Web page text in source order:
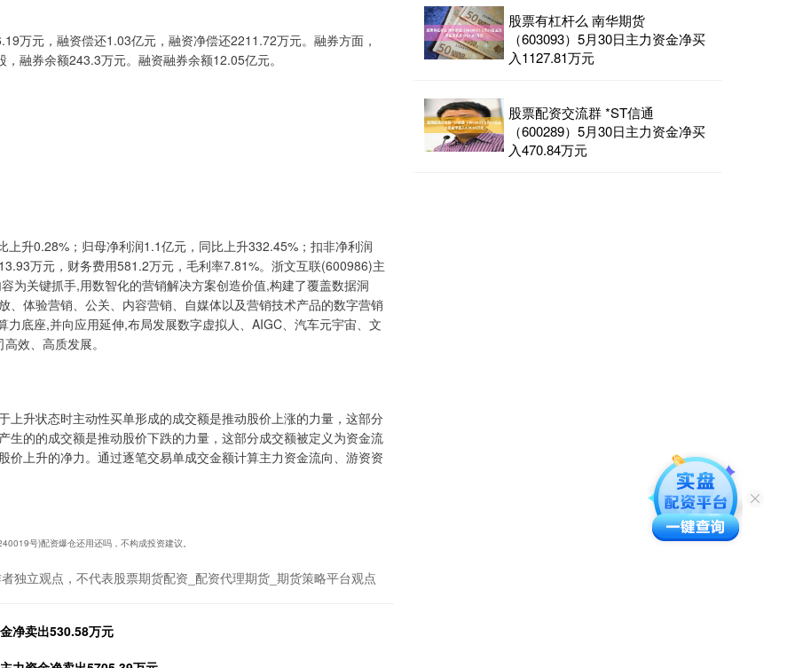
万元，融资偿还1.03亿元，融资净偿还2211.72万元。融券方面，
融券余额243.3万元。融资融券余额12.05亿元。
升0.28%；归母净利润1.1亿元，同比上升332.45%；扣非净利润
万元，财务费用581.2万元，毛利率7.81%。浙文互联(600986)主
为关键抓手,用数智化的营销解决方案创造价值,构建了覆盖数据洞
体验营销、公关、内容营销、自媒体以及营销技术产品的数字营销
底座,并向应用延伸,布局发展数字虚拟人、AIGC、汽车元宇宙、文
效、高质发展。
升状态时主动性买单形成的成交额是推动股价上涨的力量，这部分
的的成交额是推动股价下跌的力量，这部分成交额被定义为资金流
上升的净力。通过逐笔交易单成交金额计算主力资金流向、游资资
号)配资爆仓还用还吗，不构成投资建议。
独立观点，不代表股票期货配资_配资代理期货_期货策略平台观点
净卖出530.58万元
股票有杠杆么 南华期货
（603093）5月30日主力资金净买
入1127.81万元
股票配资交流群 *ST信通
（600289）5月30日主力资金净买
入470.84万元